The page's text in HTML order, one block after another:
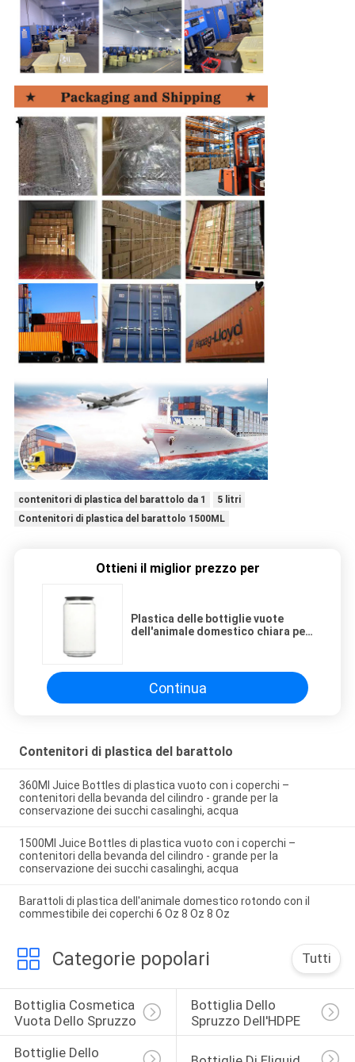
contenitori di plastica del barattolo da 1
5 litri
Contenitori di plastica del barattolo 1500ML
Ottieni il miglior prezzo per
Plastica delle bottiglie vuote
dell'animale domestico chiara per
Continua
Contenitori di plastica del barattolo
360Ml Juice Bottles di plastica vuoto con i coperchi –
contenitori della bevanda del cilindro - grande per la
conservazione dei succhi casalinghi, acqua
1500Ml Juice Bottles di plastica vuoto con i coperchi –
contenitori della bevanda del cilindro - grande per la
conservazione dei succhi casalinghi, acqua
Barattoli di plastica dell'animale domestico rotondo con il
commestibile dei coperchi 6 Oz 8 Oz 8 Oz
Categorie popolari Tutti
Bottiglia Cosmetica
Vuota Dello Spruzzo
Bottiglia Dello
Spruzzo Dell'HDPE
Bottiglie Dello